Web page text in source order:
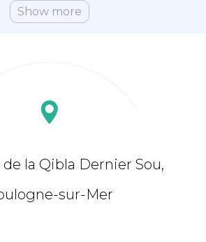
Show more
la Qibla Dernier Sou,
sur-Mer